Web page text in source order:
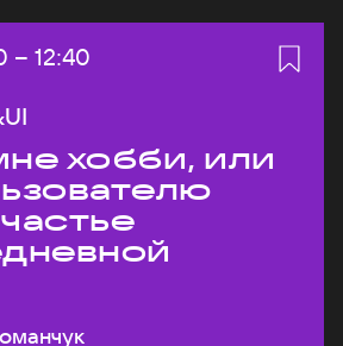
– Конец:
12:40
хобби, или